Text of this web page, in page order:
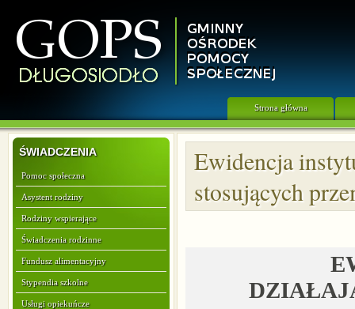
Strona główna
ŚWIADCZENIA
Pomoc społeczna
Asystent rodziny
Rodziny wspierające
Świadczenia rodzinne
Fundusz alimentacyjny
Stypendia szkolne
Usługi opiekuńcze
Ewidencja
stosujących